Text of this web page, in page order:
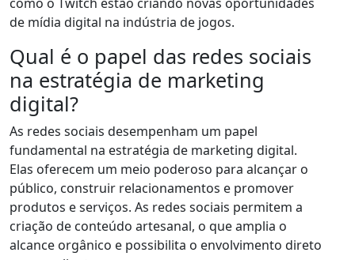
de mídia digital na indústria de jogos.
Qual é o papel das redes sociais
na estratégia de marketing
digital?
As redes sociais desempenham um papel
fundamental na estratégia de marketing digital.
Elas oferecem um meio poderoso para alcançar o
público, construir relacionamentos e promover
produtos e serviços. As redes sociais permitem a
criação de conteúdo artesanal, o que amplia o
alcance orgânico e possibilita o envolvimento direto